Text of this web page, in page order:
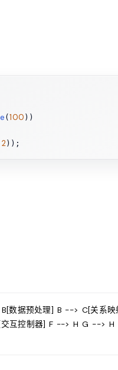
(100 ))
2
据预处理] B --> C[关系
互控制器] F --> H G -->